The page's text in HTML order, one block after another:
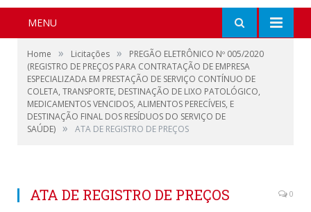
MENU
Home » Licitações »
PREGÃO ELETRÔNICO Nº 005/2020
(REGISTRO DE PREÇOS PARA CONTRATAÇÃO DE EMPRESA
ESPECIALIZADA EM PRESTAÇÃO DE SERVIÇO CONTÍNUO DE
COLETA, TRANSPORTE, DESTINAÇÃO DE LIXO PATOLÓGICO,
MEDICAMENTOS VENCIDOS, ALIMENTOS PERECÍVEIS, E
DESTINAÇÃO FINAL DOS RESÍDUOS DO SERVIÇO DE
SAÚDE) » ATA DE REGISTRO DE PREÇOS
ATA DE REGISTRO DE PREÇOS 0